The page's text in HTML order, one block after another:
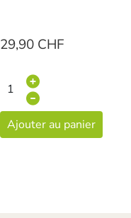
29,90 CHF
Ajouter au panier